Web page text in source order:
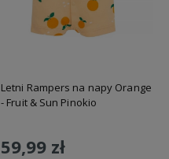
Letni Rampers na napy Orange
- Fruit & Sun Pinokio
59,99 zł